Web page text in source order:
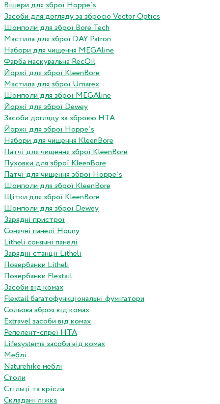
Вішери для зброї Hoppe`s
Засоби для догляду за зброєю Vector Optics
Шомполи для зброї Bore Tech
Мастила для зброї DAY Patron
Набори для чищення MEGAline
Фарба маскувальна RecOil
Йоржі для зброї KleenBore
Мастила для зброї Umarex
Шомполи для зброї MEGAline
Йоржі для зброї Dewey
Засоби догляду за зброєю HTA
Йоржі для зброї Hoppe`s
Набори для чищення KleenBore
Патчі для чищення зброї KleenBore
Пуховки для зброї KleenBore
Патчі для чищення зброї Hoppe`s
Шомполи для зброї KleenBore
Щітки для зброї KleenBore
Шомполи для зброї Dewey
Зарядні пристрої
Сонячні панелі Houny
Litheli сонячні панелі
Зарядні станції Litheli
Повербанки Litheli
Повербанки Flextail
Засоби від комах
Flextail багатофункціональні фумігатори
Сольова зброя від комах
Extravel засоби від комах
Репелент-спреї HTA
Lifesystems засоби від комах
Меблі
Naturehike меблі
Столи
Стільці та крісла
Складані ліжка